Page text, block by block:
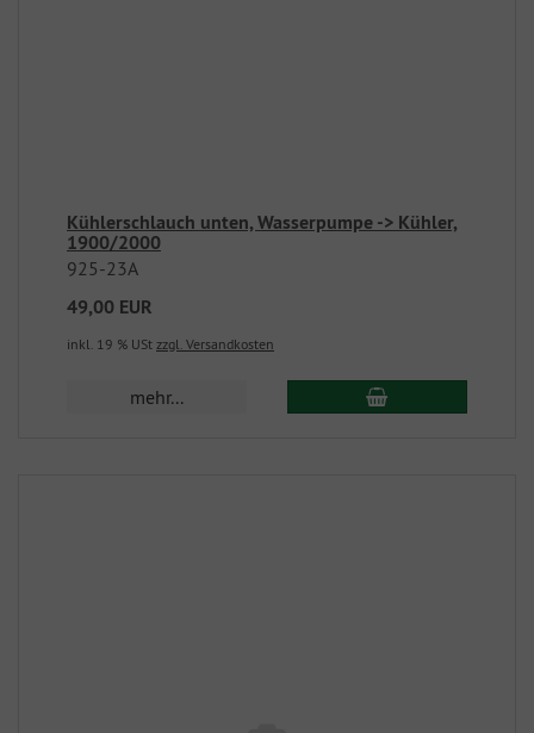
Kühlerschlauch unten, Wasserpumpe -> Kühler,
1900/2000
925-23A
49,00 EUR
inkl. 19 % USt zzgl. Versandkosten
mehr...